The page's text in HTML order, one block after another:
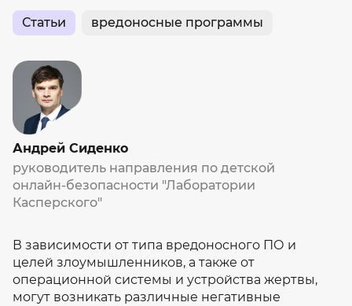
Статьи вредоносные программы
В зависимости от типа вредоносного ПО и
целей злоумышленников, а также от
операционной системы и устройства жертвы,
могут возникать различные негативные
Андрей Сиденко
руководитель направления по детской
онлайн-безопасности "Лаборатории
Касперского"